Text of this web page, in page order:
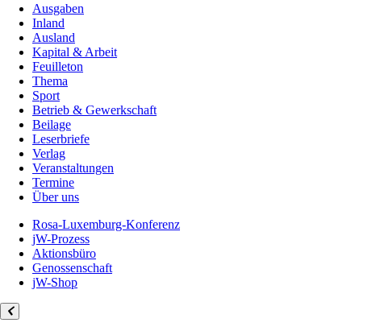
Ausgaben
Inland
Ausland
Kapital & Arbeit
Feuilleton
Thema
Sport
Betrieb & Gewerkschaft
Beilage
Leserbriefe
Verlag
Veranstaltungen
Termine
Über uns
Rosa-Luxemburg-Konferenz
jW-Prozess
Aktionsbüro
Genossenschaft
jW-Shop